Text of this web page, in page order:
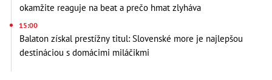
okamžite reaguje na beat a prečo hmat zlyháva
15:00
Balaton získal prestížny titul: Slovenské more je najlepšou
destináciou s domácimi miláčikmi